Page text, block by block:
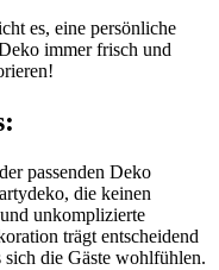
es, eine persönliche
immer frisch und
passenden Deko
die keinen
unkomplizierte
trägt entscheidend
sich die Gäste wohlfühlen.